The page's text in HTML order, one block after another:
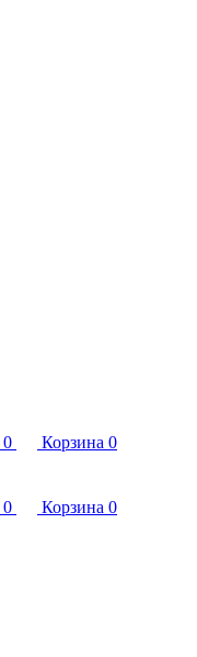
0 Корзина 0
0 Корзина 0